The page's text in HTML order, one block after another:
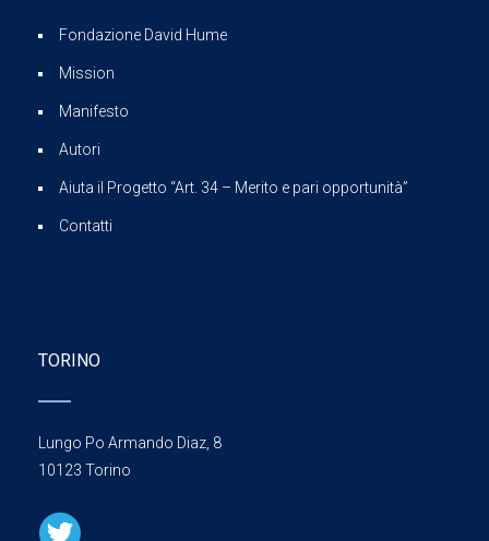
Fondazione David Hume
Mission
Manifesto
Autori
Aiuta il Progetto “Art. 34 – Merito e pari opportunità”
Contatti
TORINO
Lungo Po Armando Diaz, 8
10123 Torino